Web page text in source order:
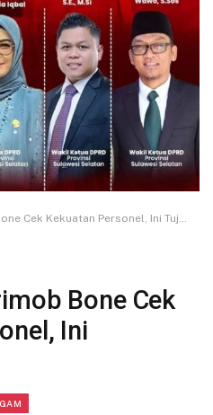
Cek Kekuatan Personel, Ini Tujuannya
Bone Cek
Ini